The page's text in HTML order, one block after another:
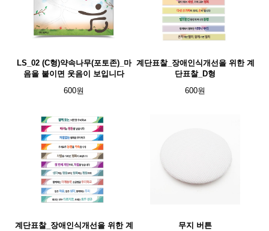
LS_02 (C형)약속나무(포토존)_마
음을 붙이면 웃음이 보입니다
600원
계단표찰_장애인식개선을 위한 계
단표찰_D형
600원
계단표찰_장애인식개선을 위한 계
무지 버튼